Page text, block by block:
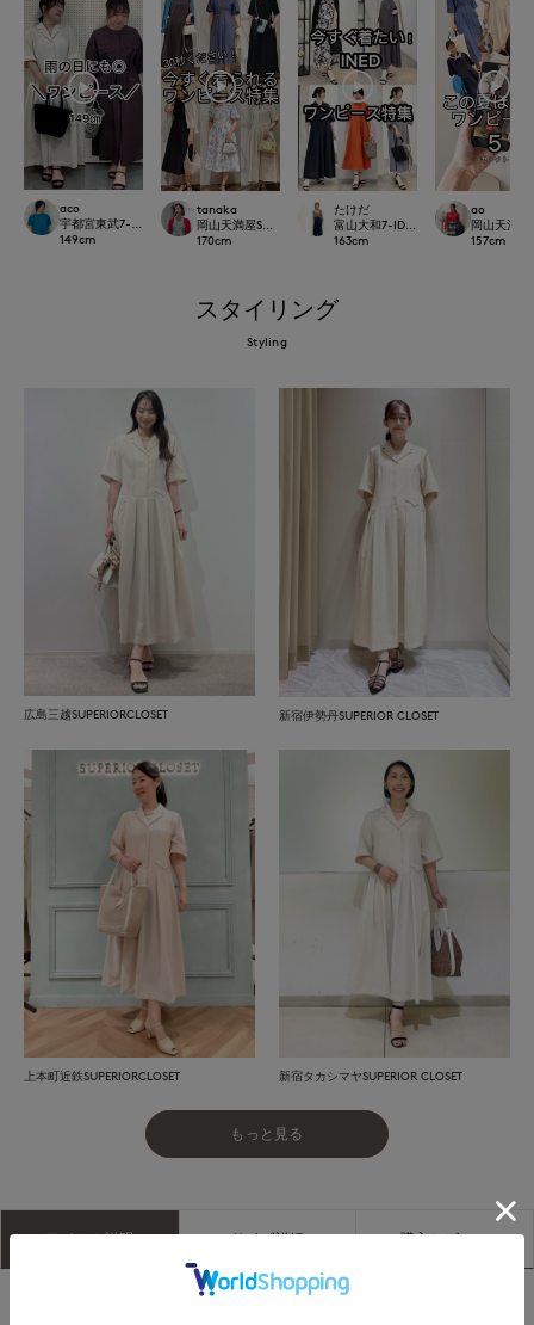
aco
宇都宮東武7-IDconcept./INED
149cm
tanaka
岡山天満屋SUPERIORCLOSET
170cm
たけだ
富山大和7-IDconcept.
163cm
ao
岡山天満屋
157cm
スタイリング
Styling
広島三越SUPERIORCLOSET 新宿伊勢丹SUPERIOR CLOSET
上本町近鉄SUPERIORCLOSET 新宿タカシマヤSUPERIOR CLOSET
もっと見る
アイテム説明 サイズ詳細 購入レビュー